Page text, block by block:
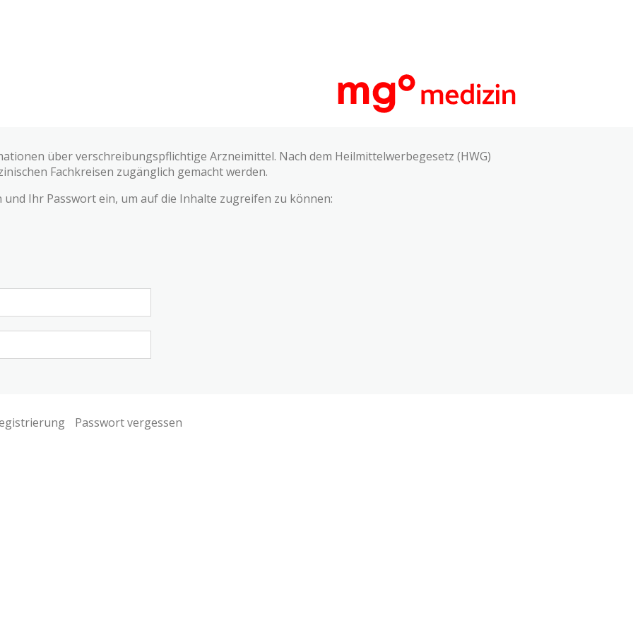
über verschreibungspflichtige Arzneimittel. Nach dem Heilmittelwerbegesetz (HWG)
Fachkreisen zugänglich gemacht werden.
Ihr Passwort ein, um auf die Inhalte zugreifen zu können:
Passwort vergessen